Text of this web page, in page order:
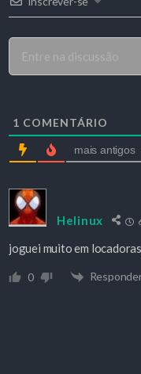
1 COMENTÁRIO
mais antigos
Helinux
joguei muito em
0